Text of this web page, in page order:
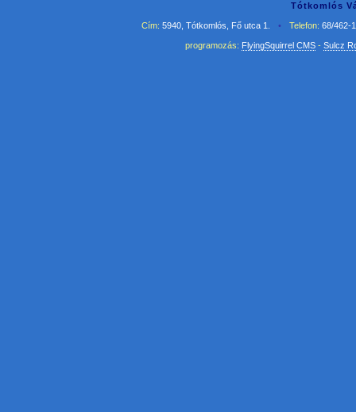
Tótkomlós
Cím: 5940, Tótkomlós, Fő utca 1. • Telefon: 68/462-
programozás: FlyingSquirrel CMS- Sulcz